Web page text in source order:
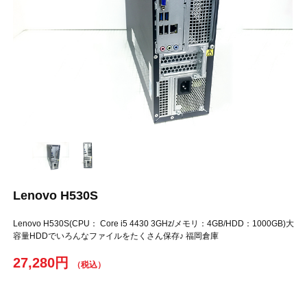
Lenovo H530S
Lenovo H530S(CPU： Core i5 4430 3GHz/メモリ：4GB/HDD：1000GB)大
容量HDDでいろんなファイルをたくさん保存♪ 福岡倉庫
27,280円